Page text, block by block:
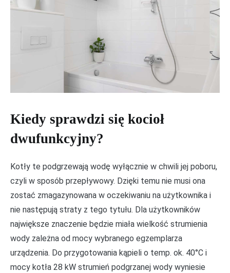
Kiedy sprawdzi się kocioł
dwufunkcyjny?
Kotły te podgrzewają wodę wyłącznie w chwili jej poboru,
czyli w sposób przepływowy. Dzięki temu nie musi ona
zostać zmagazynowana w oczekiwaniu na użytkownika i
nie następują straty z tego tytułu. Dla użytkowników
największe znaczenie będzie miała wielkość strumienia
wody zależna od mocy wybranego egzemplarza
urządzenia. Do przygotowania kąpieli o temp. ok. 40°C i
mocy kotła 28 kW strumień podgrzanej wody wyniesie